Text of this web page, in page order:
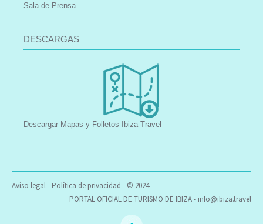
Sala de Prensa
DESCARGAS
Descargar Mapas y Folletos Ibiza Travel
Aviso legal- Política de privacidad - © 2024
PORTAL OFICIAL DE TURISMO DE IBIZA - info@ibiza.travel